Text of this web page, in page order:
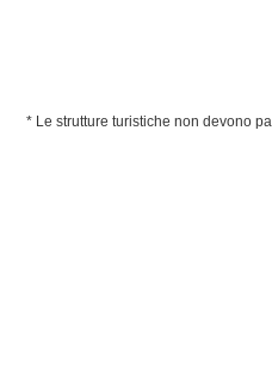
* Le strutture turistiche non devono